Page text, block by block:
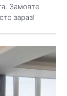
Замовте
зараз!